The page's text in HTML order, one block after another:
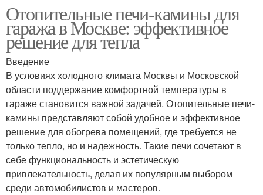
Отопительные печи-камины для
гаража в Москве: эффективное
решение для тепла
Введение
В условиях холодного климата Москвы и Московской
области поддержание комфортной температуры в
гараже становится важной задачей. Отопительные печи-
камины представляют собой удобное и эффективное
решение для обогрева помещений, где требуется не
только тепло, но и надежность. Такие печи сочетают в
себе функциональность и эстетическую
привлекательность, делая их популярным выбором
среди автомобилистов и мастеров.